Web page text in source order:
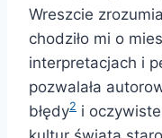
Wreszcie
chodziło mi o
interpretacjach i
pozwalała
błędy2 i